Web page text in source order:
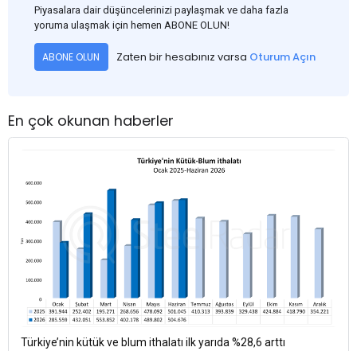
Piyasalara dair düşüncelerinizi paylaşmak ve daha fazla
yoruma ulaşmak için hemen ABONE OLUN!
ABONE OLUN Zaten bir hesabınız varsa Oturum Açın
En çok okunan haberler
Türkiye’nin kütük ve blum ithalatı ilk yarıda %28,6 arttı